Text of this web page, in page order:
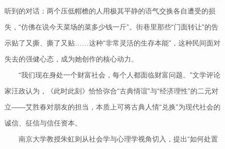
听到的对话：两个压低帽檐的人用极其平静的语气交换各自遭受的损
失，“仿佛在说今天菜场的菜多少钱一斤”。街巷里那些“门面转让”的告
示贴了又撕、撕了又贴……这种“非常灵活的生存本能”，这种民间面对
失去的强健心态，成为她创作的核心动力。
“我们现在身处一个财富社会，每个人都面临财富问题。”文学评论
家汪政认为，《此时此刻》恰恰弥合“古典情谊”与“经济理性”的二元对
立——艾胜春对朋友的担当，本质上可将古典人情“兑换”为现代社会的
诚信、征信与信任资本。
南京大学教授朱虹则从社会学与心理学视角切入，提出“如何处置